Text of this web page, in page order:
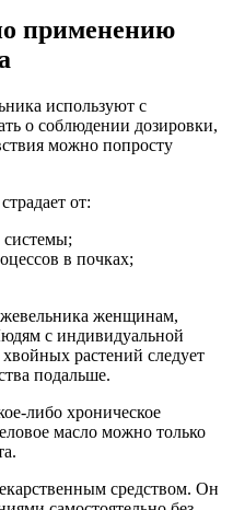
применению
используют с
о соблюдении дозировки,
можно попросту
от:
в почках;
женщинам,
с индивидуальной
растений следует
подальше.
либо хроническое
масло можно только
средством. Он